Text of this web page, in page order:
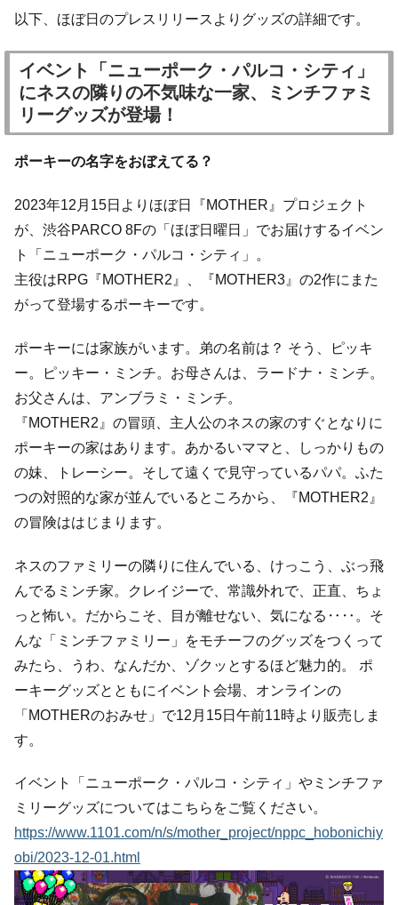
以下、ほぼ日のプレスリリースよりグッズの詳細です。
イベント「ニューポーク・パルコ・シティ」
にネスの隣りの不気味な一家、ミンチファミ
リーグッズが登場！
ポーキーの名字をおぼえてる？
2023年12月15日よりほぼ日『MOTHER』プロジェクト
が、渋谷PARCO 8Fの「ほぼ日曜日」でお届けするイベン
ト「ニューポーク・パルコ・シティ」。
主役はRPG『MOTHER2』、『MOTHER3』の2作にまた
がって登場するポーキーです。
ポーキーには家族がいます。弟の名前は？ そう、ピッキ
ー。ピッキー・ミンチ。お母さんは、ラードナ・ミンチ。
お父さんは、アンブラミ・ミンチ。
『MOTHER2』の冒頭、主人公のネスの家のすぐとなりに
ポーキーの家はあります。あかるいママと、しっかりもの
の妹、トレーシー。そして遠くで見守っているパパ。ふた
つの対照的な家が並んでいるところから、『MOTHER2』
の冒険ははじまります。
ネスのファミリーの隣りに住んでいる、けっこう、ぶっ飛
んでるミンチ家。クレイジーで、常識外れで、正直、ちょ
っと怖い。だからこそ、目が離せない、気になる‥‥。そ
んな「ミンチファミリー」をモチーフのグッズをつくって
みたら、うわ、なんだか、ゾクッとするほど魅力的。 ポ
ーキーグッズとともにイベント会場、オンラインの
「MOTHERのおみせ」で12月15日午前11時より販売しま
す。
イベント「ニューポーク・パルコ・シティ」やミンチファ
ミリーグッズについてはこちらをご覧ください。
https://www.1101.com/n/s/mother_project/nppc_hobonichiy
obi/2023-12-01.html